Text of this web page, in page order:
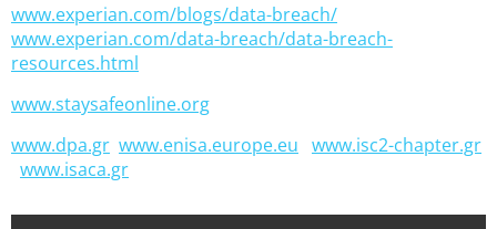
www.experian.com/blogs/data-breach/
www.experian.com/data-breach/data-breach-
resources.html
www.staysafeonline.org
www.dpa.gr www.enisa.europe.eu www.isc2-chapter.gr
www.isaca.gr